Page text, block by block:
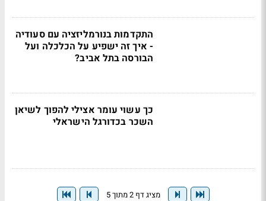
התקדמות בנורמליזציה עם סעודיה
- איך זה ישפיע על הכלכלה ועל
הבורסה בתל אביב?
כך עשוי עומר אצילי להפוך לשיאן
השכר בכדורגל הישראלי
מציג דף 2 מתוך 5